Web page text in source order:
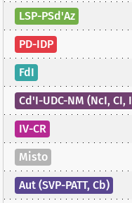
LSP-PSd'Az
PD-IDP
FdI
Cd'I-UDC-NM (NcI, CI,
IV-CR
Misto
Aut (SVP-PATT, Cb)